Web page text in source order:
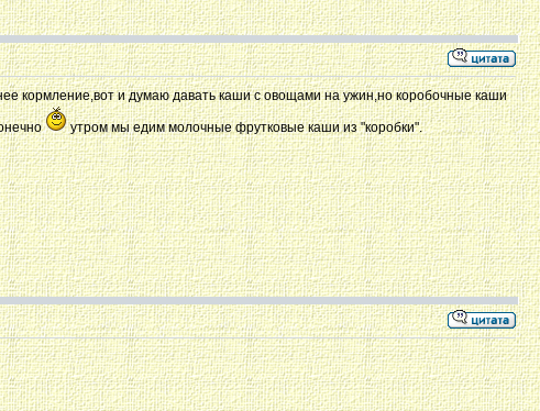
кормление,вот и думаю давать каши с овощами на ужин,но коробочные каши
утром мы едим молочные фрутковые каши из "коробки".